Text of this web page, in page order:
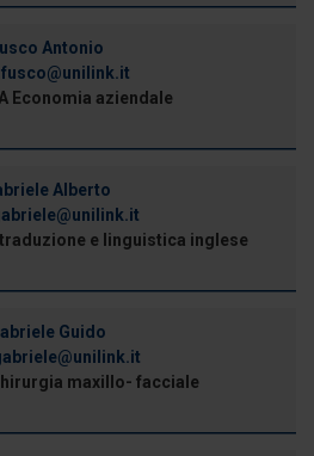
Antonio
Economia aziendale
Alberto
e linguistica inglese
Guido
maxillo- facciale